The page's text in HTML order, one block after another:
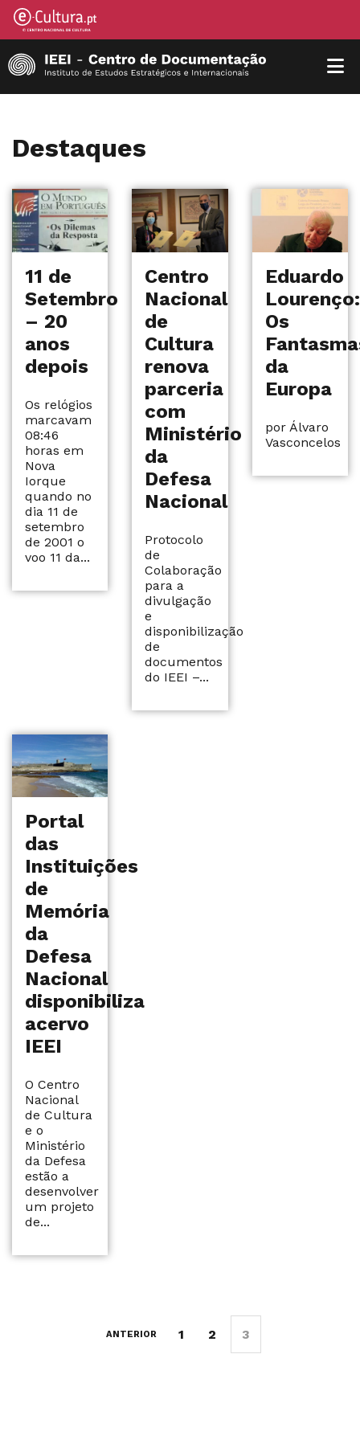
Destaques
11 de
Setembro
– 20
anos
depois
Os relógios
marcavam
08:46
horas em
Nova
Iorque
quando no
dia 11 de
setembro
de 2001 o
voo 11 da...
Centro
Nacional
de
Cultura
renova
parceria
com
Ministério
da
Defesa
Nacional
Protocolo
de
Colaboração
para a
divulgação
e
disponibilização
de
documentos
do IEEI –...
Eduardo
Lourenço:
Os
da
Europa
por Álvaro
Vasconcelos
Portal
das
Instituições
de
Memória
da
Defesa
Nacional
disponibiliza
acervo
IEEI
O Centro
Nacional
de Cultura
e o
Ministério
da Defesa
estão a
desenvolver
um projeto
de...
ANTERIOR 1 2 3